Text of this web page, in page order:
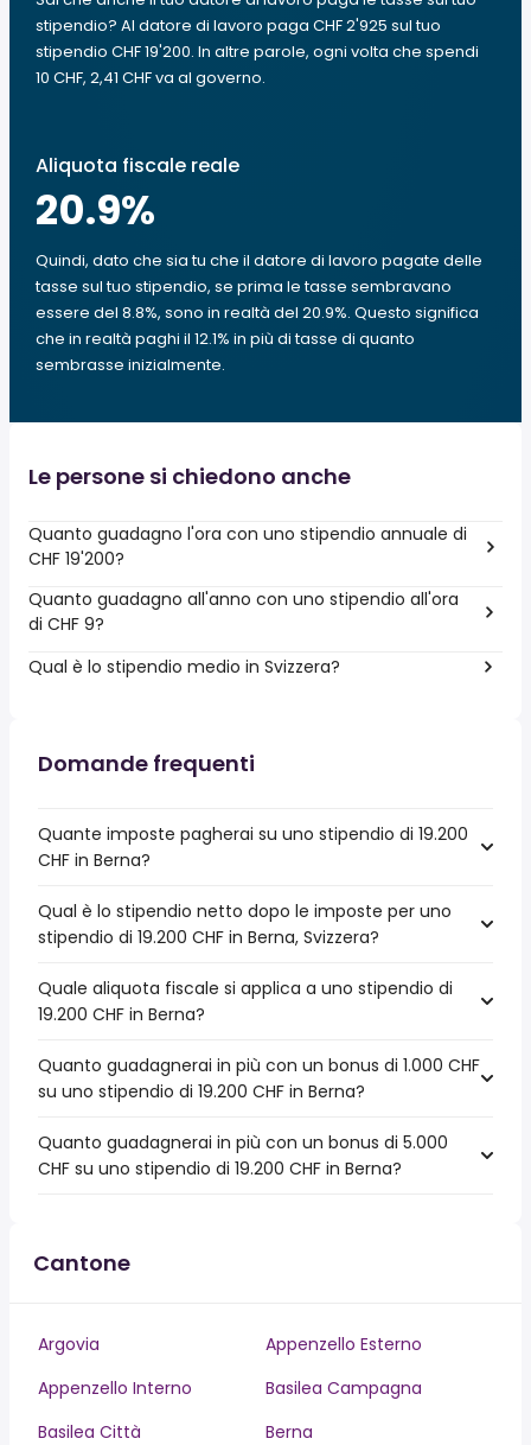
stipendio? Al datore di lavoro paga CHF 2'925 sul tuo
stipendio CHF 19'200. In altre parole, ogni volta che spendi
10 CHF, 2,41 CHF va al governo.
Aliquota fiscale reale
20.9%
Quindi, dato che sia tu che il datore di lavoro pagate delle
tasse sul tuo stipendio, se prima le tasse sembravano
essere del 8.8%, sono in realtà del 20.9%. Questo significa
che in realtà paghi il 12.1% in più di tasse di quanto
sembrasse inizialmente.
Le persone si chiedono anche
Quanto guadagno l'ora con uno stipendio annuale di
CHF 19'200?
Quanto guadagno all'anno con uno stipendio all'ora
di CHF 9?
Qual è lo stipendio medio in Svizzera?
Domande frequenti
Quante imposte pagherai su uno stipendio di 19.200
CHF in Berna?
Qual è lo stipendio netto dopo le imposte per uno
stipendio di 19.200 CHF in Berna, Svizzera?
Quale aliquota fiscale si applica a uno stipendio di
19.200 CHF in Berna?
Quanto guadagnerai in più con un bonus di 1.000 CHF
su uno stipendio di 19.200 CHF in Berna?
Quanto guadagnerai in più con un bonus di 5.000
CHF su uno stipendio di 19.200 CHF in Berna?
Cantone
Argovia
Appenzello Esterno
Appenzello Interno
Basilea Campagna
Basilea Città
Berna